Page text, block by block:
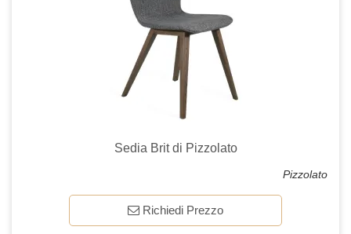
Sedia Brit di Pizzolato
Pizzolato
Richiedi Prezzo